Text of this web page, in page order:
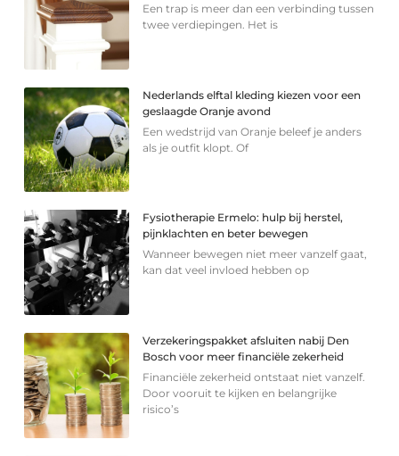
Een trap is meer dan een verbinding tussen
twee verdiepingen. Het is
Nederlands elftal kleding kiezen voor een
geslaagde Oranje avond
Een wedstrijd van Oranje beleef je anders
als je outfit klopt. Of
Fysiotherapie Ermelo: hulp bij herstel,
pijnklachten en beter bewegen
Wanneer bewegen niet meer vanzelf gaat,
kan dat veel invloed hebben op
Verzekeringspakket afsluiten nabij Den
Bosch voor meer financiële zekerheid
Financiële zekerheid ontstaat niet vanzelf.
Door vooruit te kijken en belangrijke
risico’s